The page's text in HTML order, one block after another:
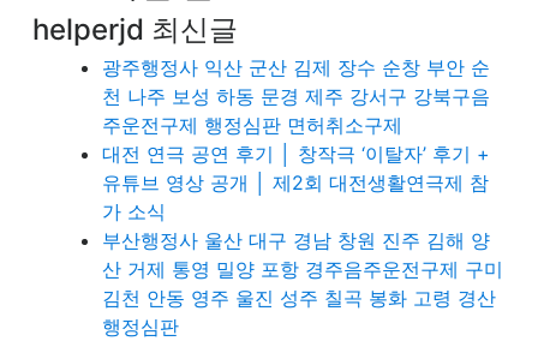
helperjd 최신글
광주행정사 익산 군산 김제 장수 순창 부안 순
천 나주 보성 하동 문경 제주 강서구 강북구음
주운전구제 행정심판 면허취소구제
대전 연극 공연 후기 │ 창작극 ‘이탈자’ 후기 +
유튜브 영상 공개 │ 제2회 대전생활연극제 참
가 소식
부산행정사 울산 대구 경남 창원 진주 김해 양
산 거제 통영 밀양 포항 경주음주운전구제 구미
김천 안동 영주 울진 성주 칠곡 봉화 고령 경산
행정심판